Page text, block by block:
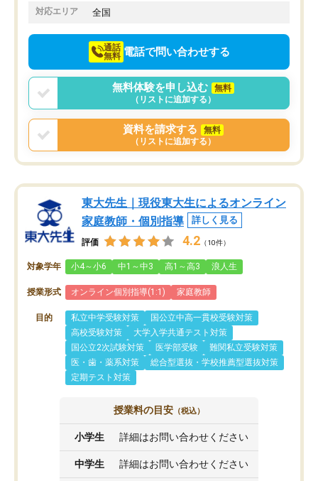
でお願いしました。来年の高校受験に
対応エリア 全国
通話
無料 電話で問い合わせする
無料体験を申し込む
無料
（リストに追加する）
資料を請求する
無料
（リストに追加する）
東大先生｜現役東大生によるオンライン
家庭教師・個別指導
詳しく見る
評価 4.2 （10件）
対象学年 小4～小6 中1～中3 高1～高3 浪人生
授業形式 オンライン個別指導(1:1) 家庭教師
目的 私立中学受験対策
国公立中高一貫校受験対策
高校受験対策
大学入学共通テスト対策
国公立2次試験対策
医学部受験
難関私立受験対策
医・歯・薬系対策
総合型選抜・学校推薦型選抜対策
定期テスト対策
授業料の目安 （税込）
小学生 詳細はお問い合わせください
中学生 詳細はお問い合わせください